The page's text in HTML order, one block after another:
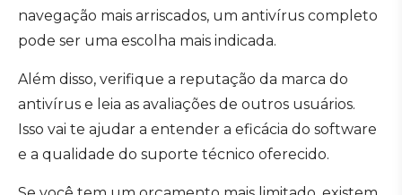
navegação mais arriscados, um antivírus completo
pode ser uma escolha mais indicada.
Além disso, verifique a reputação da marca do
antivírus e leia as avaliações de outros usuários.
Isso vai te ajudar a entender a eficácia do software
e a qualidade do suporte técnico oferecido.